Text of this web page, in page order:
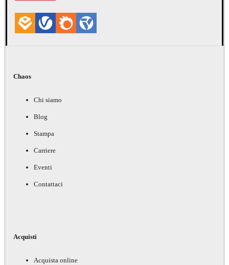
Chaos
Chi siamo
Blog
Stampa
Carriere
Eventi
Contattaci
Acquisti
Acquista online